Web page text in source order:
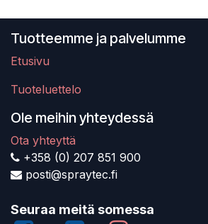
Tuotteemme ja palvelumme
Etusivu
Tuoteluettelo
Ole meihin yhteydessä
Ota yhteyttä
+358 (0) 207 851 900
posti@spraytec.fi
Seuraa meitä somessa